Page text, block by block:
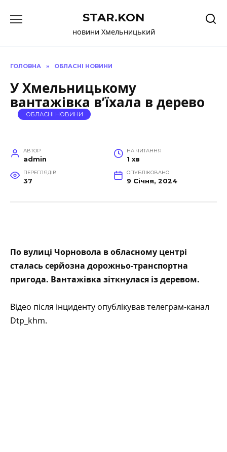
до
STAR.KON
новини Хмельницький
ГОЛОВНА » ОБЛАСНІ НОВИНИ
У Хмельницькому
вантажівка в’їхала в дерево
ОБЛАСНІ НОВИНИ
АВТОР
admin
НА ЧИТАННЯ
1 хв
ПЕРЕГЛЯДІВ
37
ОПУБЛІКОВАНО
9 Січня, 2024
По вулиці Чорновола в обласному центрі
сталась серйозна дорожньо-транспортна
пригода. Вантажівка зіткнулася із деревом.
Відео після інцидентуопублікувавтелеграм-канал
Dtp_khm.